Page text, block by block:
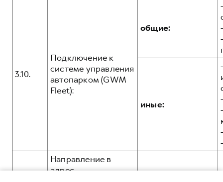
3.10.
Подключение к
системе управления
автопарком (GWM
Fleet):
общие:
иные:
Направление в
адрес